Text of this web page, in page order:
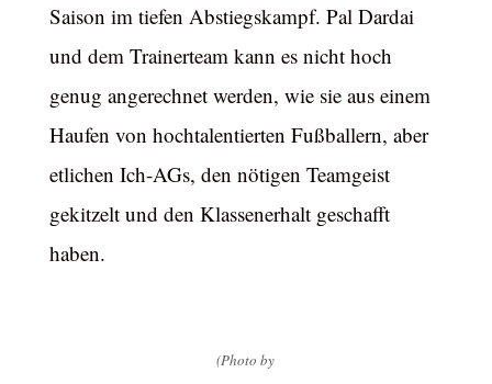
Saison im tiefen Abstiegskampf. Pal Dardai
und dem Trainerteam kann es nicht hoch
genug angerechnet werden, wie sie aus einem
Haufen von hochtalentierten Fußballern, aber
etlichen Ich-AGs, den nötigen Teamgeist
gekitzelt und den Klassenerhalt geschafft
haben.
(Photo by